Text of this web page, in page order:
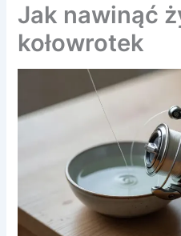
Jak nawinąć
kołowrotek